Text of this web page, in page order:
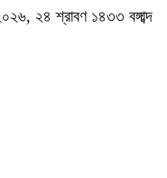
২৪ শ্রাবণ ১৪৩৩ বঙ্গাব্দ